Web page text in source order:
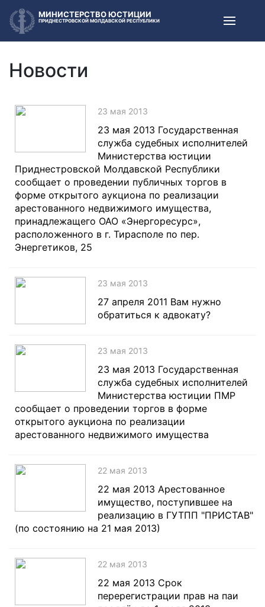
МИНИСТЕРСТВО ЮСТИЦИИ
ПРИДНЕСТРОВСКОЙ МОЛДАВСКОЙ РЕСПУБЛИКИ
Новости
23 мая 2013
23 мая 2013 Государственная
служба судебных исполнителей
Министерства юстиции
Приднестровской Молдавской Республики
сообщает о проведении публичных торгов в
форме открытого аукциона по реализации
арестованного недвижимого имущества,
принадлежащего ОАО «Энергоресурс»,
расположенного в г. Тирасполе по пер.
Энергетиков, 25
23 мая 2013
27 апреля 2011 Вам нужно
обратиться к адвокату?
23 мая 2013
23 мая 2013 Государственная
служба судебных исполнителей
Министерства юстиции ПМР
сообщает о проведении торгов в форме
открытого аукциона по реализации
арестованного недвижимого имущества
22 мая 2013
22 мая 2013 Арестованное
имущество, поступившее на
реализацию в ГУТПП "ПРИСТАВ"
(по состоянию на 21 мая 2013)
22 мая 2013
22 мая 2013 Срок
перерегистрации прав на паи